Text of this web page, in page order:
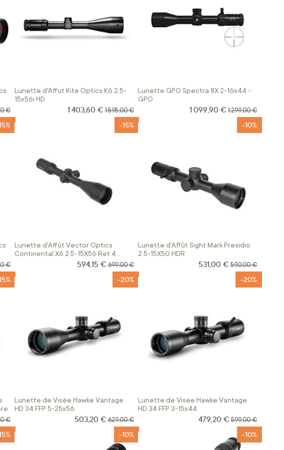
€
Lunette d'Affut Kite Optics K6 2,5-
15x56i HD
Prix Spécial
1 403,60 € Prix normal
1 595,00 €
Lunette GPO Spectra 8X 2-16x44 -
GPO
Prix Spécial
1 099,90 € Prix normal
1 299,00 €
€
Lunette d'Affût Vector Optics
Continental X6 2.5-15X56 Ret 4
-15%
Prix Spécial
594,15 € Prix normal
699,00 €
Lunette d'Affût Sight Mark Presidio
2.5-15X50 HDR
-10%
Prix Spécial
531,00 € Prix normal
590,00 €
€
Lunette de Visée Hawke Vantage
HD 34 FFP 5-25x56
-20%
Prix Spécial
503,20 € Prix normal
629,00 €
Lunette de Visée Hawke Vantage
HD 34 FFP 3-15x44
-20%
Prix Spécial
479,20 € Prix normal
599,00 €
-10% -10%